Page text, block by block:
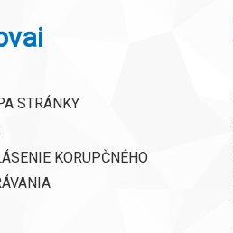
STRÁNKY
KORUPČNÉHO